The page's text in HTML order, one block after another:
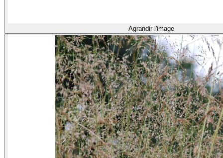
Agrandir l'image